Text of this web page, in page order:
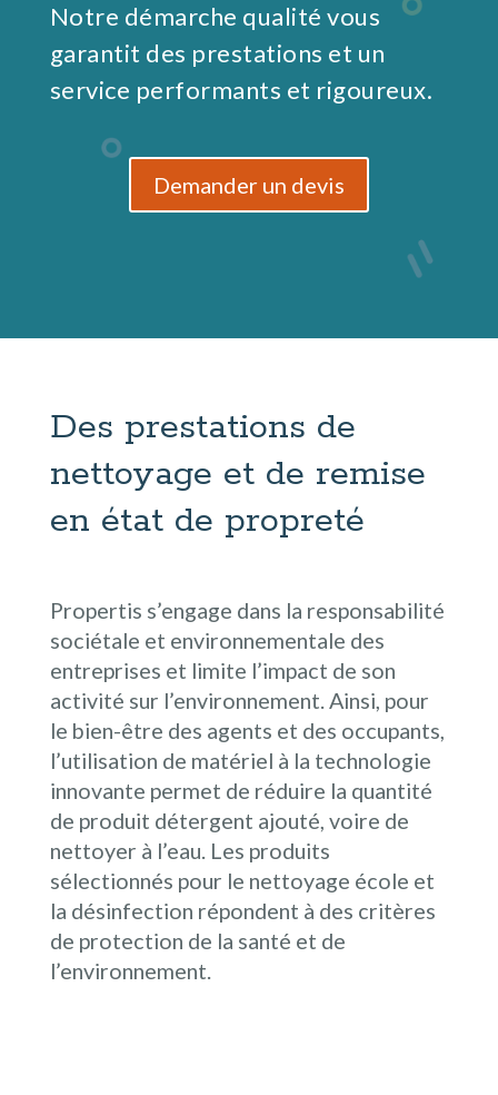
Notre démarche qualité vous
garantit des prestations et un
service performants et rigoureux.
Demander un devis
Des prestations de
nettoyage et de remise
en état de propreté
Propertis s’engage dans la responsabilité
sociétale et environnementale des
entreprises et limite l’impact de son
activité sur l’environnement. Ainsi, pour
le bien-être des agents et des occupants,
l’utilisation de matériel à la technologie
innovante permet de réduire la quantité
de produit détergent ajouté, voire de
nettoyer à l’eau. Les produits
sélectionnés pour le nettoyage école et
la désinfection répondent à des critères
de protection de la santé et de
l’environnement.